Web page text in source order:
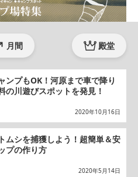
月間 殿堂
ンプもOK！河原まで車で降り
の川遊びスポットを発見！
2020年10月16日
ムシを捕獲しよう！超簡単＆安
プの作り方
2020年5月14日